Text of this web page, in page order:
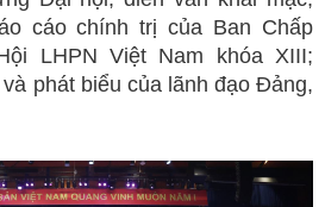
cáo chính trị của Ban Chấp
LHPN Việt Nam khóa XIII;
phát biểu của lãnh đạo Đảng,